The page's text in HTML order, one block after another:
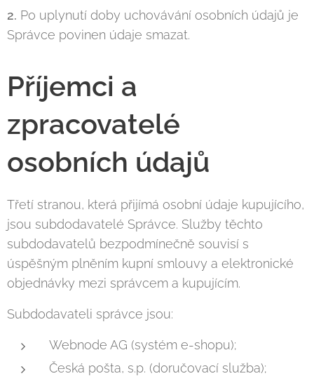
2. Po uplynutí doby uchovávání osobních údajů je
Správce povinen údaje smazat.
Příjemci a
zpracovatelé
osobních údajů
Třetí stranou, která přijímá osobní údaje kupujícího,
jsou subdodavatelé Správce. Služby těchto
subdodavatelů bezpodmínečně souvisí s
úspěšným plněním kupní smlouvy a elektronické
objednávky mezi správcem a kupujícím.
Subdodavateli správce jsou:
Webnode AG (systém e-shopu);
Česká pošta, s.p. (doručovací služba);